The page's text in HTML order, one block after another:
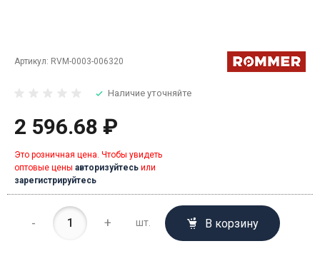
Артикул: RVM-0003-006320
Наличие уточняйте
2 596.68 ₽
Это розничная цена. Чтобы увидеть
оптовые цены авторизуйтесь или
зарегистрируйтесь
- + шт. В корзину